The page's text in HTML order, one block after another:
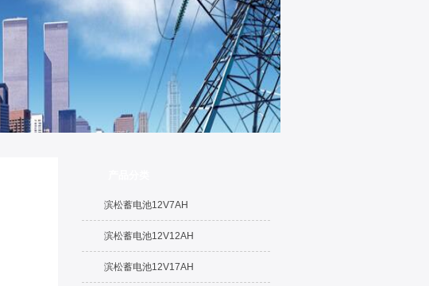
滨松蓄电池12V7AH
滨松蓄电池12V12AH
滨松蓄电池12V17AH